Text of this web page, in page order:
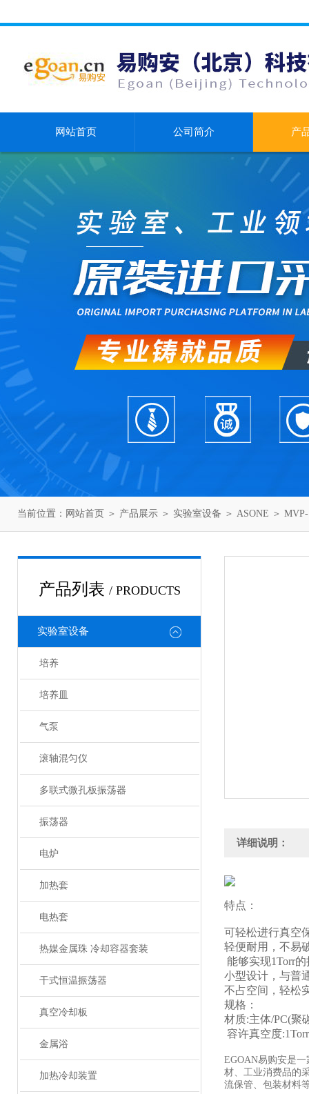
网站首页 公司简介 产
当前位置： 网站首页 ＞ 产品展示 ＞ 实验室设备 ＞ ASONE ＞
产品列表 / PRODUCTS
实验室设备
培养
培养皿
气泵
滚轴混匀仪
多联式微孔板振荡器
振荡器
电炉
加热套
电热套
热媒金属珠 冷却容器套装
干式恒温振荡器
真空冷却板
金属浴
加热冷却装置
详细说明：
特点：
可轻松进行真空
轻便耐用，不易
能够实现1Torr
小型设计，与普
不占空间，轻松
规格：
材质:主体/PC(聚
容许真空度
EGOAN易购安是
材、工业消费品的
流保管、包装材料